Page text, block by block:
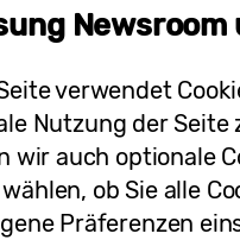
Zertifizierung der
Kamera mit
Pixel- und
noch
einfacher als mit
Newsroom
verwendet
Nutzung der Seite
wir auch optionale
ob Sie alle
Präferenzen